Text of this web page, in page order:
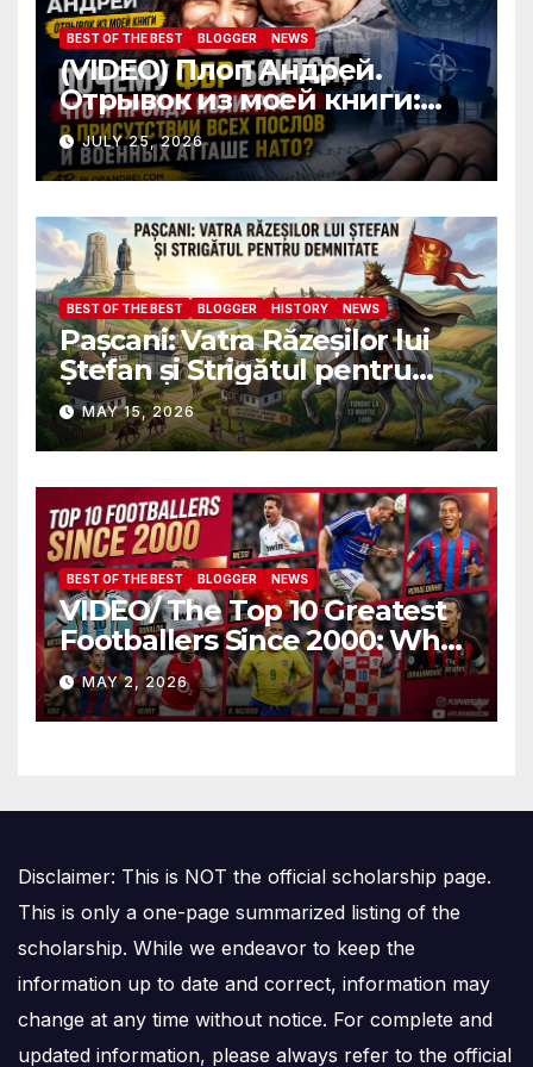
BEST OF THE BEST BLOGGER NEWS
(VIDEO) Плоп Андрей.
Отрывок из моей книги:
Почему ФБР боится, что я
пройду полиграф в
присутствии всех послов и
военных атташе НАТО?
JULY 25, 2026
BEST OF THE BEST BLOGGER HISTORY NEWS
Pașcani: Vatra Răzeșilor lui
Ștefan și Strigătul pentru
Demnitate în Fața
Amalgamării
MAY 15, 2026
BEST OF THE BEST BLOGGER NEWS
VIDEO/ The Top 10 Greatest
Footballers Since 2000: Who
Is Number One
MAY 2, 2026
Disclaimer: This is NOT the official scholarship page.
This is only a one-page summarized listing of the
scholarship. While we endeavor to keep the
information up to date and correct, information may
change at any time without notice. For complete and
updated information, please always refer to the official